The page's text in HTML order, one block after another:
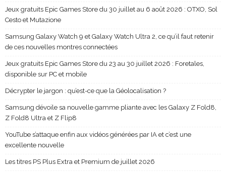
Jeux gratuits Epic Games Store du 30 juillet au 6 août 2026 : OTXO, Sol
Cesto et Mutazione
Samsung Galaxy Watch 9 et Galaxy Watch Ultra 2, ce qu’il faut retenir
de ces nouvelles montres connectées
Jeux gratuits Epic Games Store du 23 au 30 juillet 2026 : Foretales,
disponible sur PC et mobile
Décrypter le jargon : qu’est-ce que la Géolocalisation ?
Samsung dévoile sa nouvelle gamme pliante avec les Galaxy Z Fold8,
Z Fold8 Ultra et Z Flip8
YouTube s’attaque enfin aux vidéos générées par IA et c’est une
excellente nouvelle
Les titres PS Plus Extra et Premium de juillet 2026